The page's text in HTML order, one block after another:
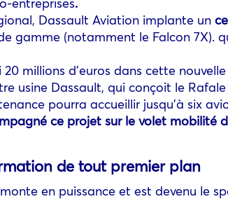
Dassault Aviation implante un
gamme (notamment le Falcon
millions d’euros dans cette
usine Dassault, qui conçoit le
pourra accueillir jusqu’à six
ce projet sur le volet mobilité
de tout premier plan
monte en puissance et est devenu le